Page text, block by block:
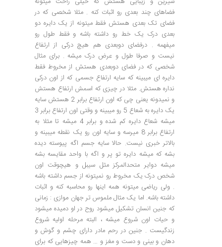
فضاهای چند بعدی رو اثبات کنه . مثلا شخصی که در
فضای تک بعدی هستش فقط میتونه از یک دایره دو
بعدی درک یک خط رو داشته باشه و فقط طول رو
میفهمه . درفضای دوبعدی هم هیچ درکی از ارتفاع
نیست و صرفا طول و عرض درک میشه . برای مثال
شخصی که در فضای دوبعدی هستش از مخروط فقط
دایره ای میبینه که سایه ارتفاع جسمی که از اون درکی
نداره هستش. مثلا در چیزی که اسمش ارتفاع هستش
و نمیدونه یعنی چی که اون ارتفاع برابر 2 هستش سایه
یک دایره به شعاع 5 رو میبینه و وقتی اون ارتفاع برابر 3
میشه شعاع دایره کم شده و برابر 4 میشه تا مثلا به
ارتفاع برابر 8 میرسه و سایه اون رو یک نقطه میبینه و
بالاتر خبری نیست. حالا سایه جسم اگه پیوسته دیده
بشه که میشه دایره تو پر و اگه با واحد مقایسه بشه
میشه دوایر متحدالمرکز مثل سیبل و هیچوقت اون
شخص درک یک مخروط رو نمیتونه از جسم داشته باشه
. ولی ریاضی میتونه همه اینها رو محاسبه کنه و اثبات
داشته باشه. اما یک مثال ملموس تر جهان موازی : زمانی
که جنین انسان تشکیل میشود روح در او دمیده میشود
و حیات اون شروع میشه ، البته مرحله اولیه شروع
زندگیست . جنین در رحم مادر دارای چشم و گوش و
دهان و بینی و دست و مغز و … همه چیزهایی که برای